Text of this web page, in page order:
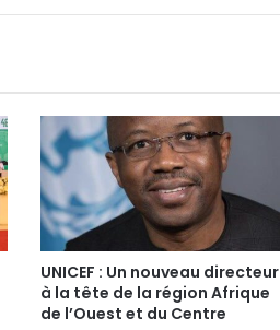
UNICEF : Un nouveau directeur
à la tête de la région Afrique
de l’Ouest et du Centre